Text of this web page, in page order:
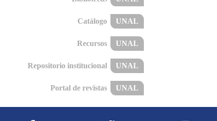
Catálogo UNAL
Recursos UNAL
Repositorio institucional UNAL
Portal de revistas UNAL